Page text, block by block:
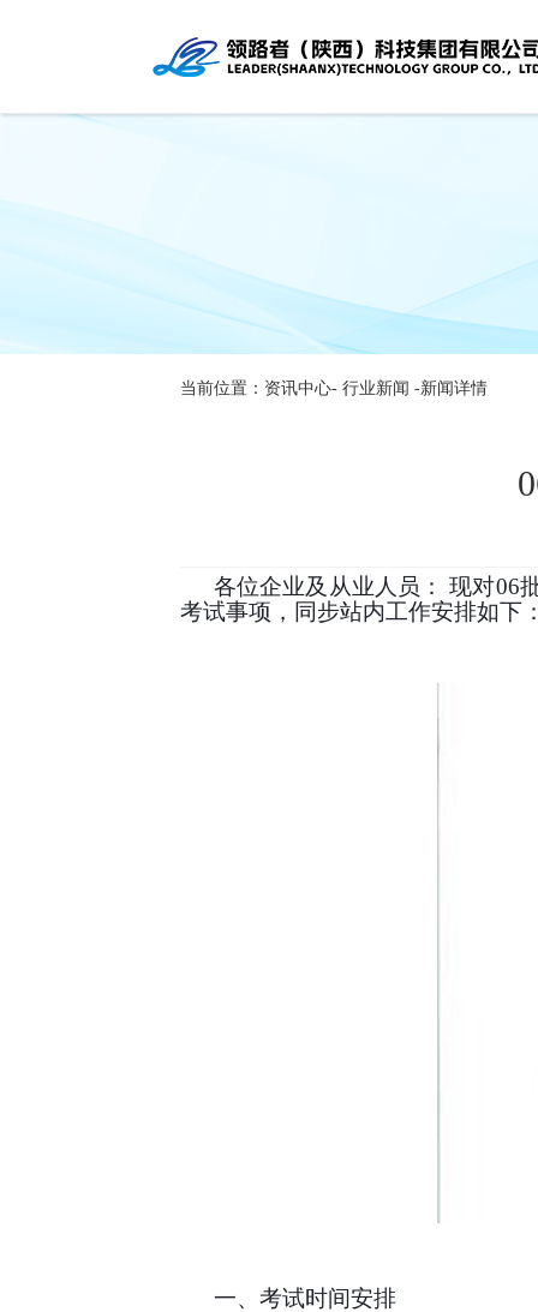
当前位置：资讯中心- 行业新闻 -新闻详情
各位企业及从业人员： 现对06
考试事项，同步站内工作安排如下
一、 考试时间安排